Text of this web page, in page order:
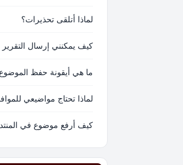
لماذا أتلقى تحذيرات؟
كيف يمكنني إرسال
ما هي أيقونة حفظ
لماذا تحتاج مواضيعي
كيف أرفع موضوع في